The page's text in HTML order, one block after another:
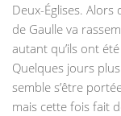
Deux-Églises.
de Gaulle va
autant qu’ils ont
Quelques jours
semble s’être
mais cette fois fait